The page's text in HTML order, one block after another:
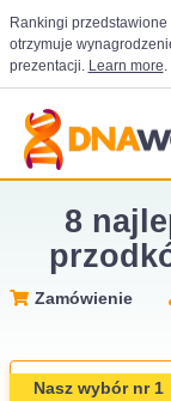
Rankingi
otrzymuje
prezentacji. Learn more.
8
Zamówienie
Nasz wybór nr 1